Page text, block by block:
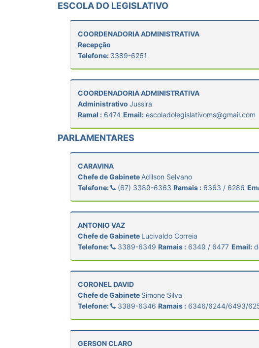
ESCOLA DO LEGISLATIVO
COORDENADORIA ADMINISTRATIVA
Recepção
Telefone: 3389-6261
COORDENADORIA ADMINISTRATIVA
Administrativo Jussira
Ramal : 6474 Email: escoladolegislativoms@gmail.com
PARLAMENTARES
CARAVINA
Chefe de Gabinete Adilson Selvano
Telefone:
(67) 3389-6363 Ramais : 6363 / 6286
ANTONIO VAZ
Chefe de Gabinete Lucivaldo Correia
Telefone:
3389-6349 Ramais : 6349 / 6477 Email:
CORONEL DAVID
Chefe de Gabinete Simone Silva
Telefone:
3389-6346 Ramais : 6346/6244/6493/
GERSON CLARO